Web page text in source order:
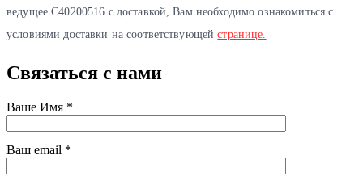
ведущее C40200516 с доставкой, Вам необходимо ознакомиться с
условиями доставки на соответствующейстранице.
Связаться с нами
Ваше Имя *
Ваш email *